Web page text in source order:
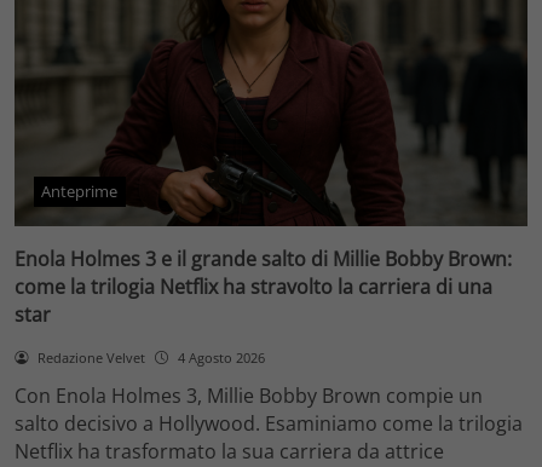
Anteprime
Enola Holmes 3 e il grande salto di Millie Bobby Brown:
come la trilogia Netflix ha stravolto la carriera di una
star
Redazione Velvet 4 Agosto 2026
Con Enola Holmes 3, Millie Bobby Brown compie un
salto decisivo a Hollywood. Esaminiamo come la trilogia
Netflix ha trasformato la sua carriera da attrice